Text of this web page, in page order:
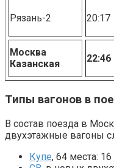
Рязань-2 20:17
Москва
Казанская
22:46
Типы вагонов в
В состав поезда в
двухэтажные вагоны
Купе, 64 места: